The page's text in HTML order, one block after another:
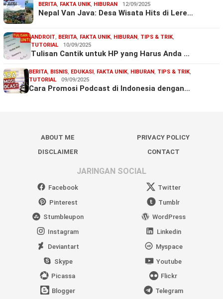
BERITA, FAKTA UNIK, HIBURAN 12/09/2025
Nepal Van Java: Desa Wisata Hits di Lere…
ANDROIT, BERITA, FAKTA UNIK, HIBURAN, TIPS & TRIK,
TUTORIAL
10/09/2025
Tulisan Cantik untuk HP yang Harus Anda …
BERITA, BISNIS, EDUKASI, FAKTA UNIK, HIBURAN, TIPS & TRIK,
TUTORIAL
09/09/2025
Cara Promosi Podcast di Indonesia dengan…
ABOUT ME
PRIVACY POLICY
DISCLAIMER
CONTACT
JARINGAN SOCIAL
Facebook
Twitter
Pinterest
Tumblr
Stumbleupon
WordPress
Instagram
Linkedin
Deviantart
Myspace
Skype
Youtube
Picassa
Flickr
Blogger
Telegram